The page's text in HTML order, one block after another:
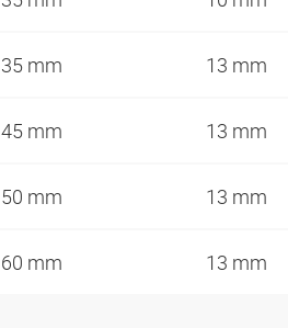
35 mm 13 mm
45 mm 13 mm
50 mm 13 mm
60 mm 13 mm